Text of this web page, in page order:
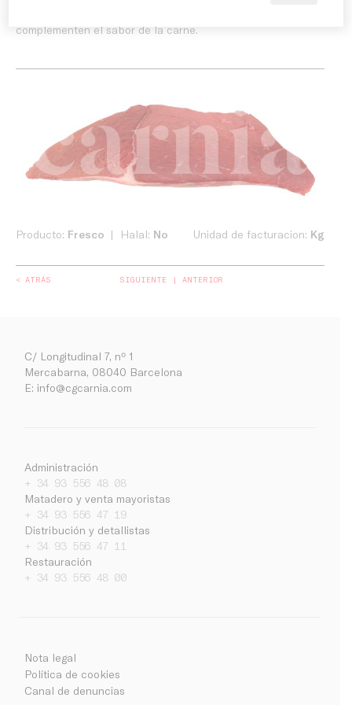
Empresa
Noticias
complementen el sabor de la carne.
Producto: Fresco Halal: No Unidad de facturacion: Kg
< ATRÁS SIGUIENTE ANTERIOR
C/ Longitudinal 7, nº 1
Mercabarna, 08040 Barcelona
E: info@cgcarnia.com
Administración
+ 34 93 556 48 08
Matadero y venta mayoristas
+ 34 93 556 47 19
Distribución y detallistas
+ 34 93 556 47 11
Restauración
+ 34 93 556 48 00
Nota legal
Política de cookies
Canal de denuncias